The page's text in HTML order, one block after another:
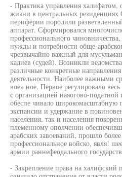
- Практика управления халифатом,
жизни в центральных
периферии породили
аппарат. Сформировался
профессионального
нужды и потребности обще-
чрезвычайно важный для
кадиев (судей). Возникли
различные конкретные направления
деятельности. Наиболее важными
вое» ное. Первое регулировало
с организацией наяогово-
обеспе чивало широкомасштабную
экспансии и удержание в
населения, так и населения
племенному ополчении
арабских завоеваний, прошло
профессиональное войско, явля!
армии раннефеодального
- Закрепление права на халифский